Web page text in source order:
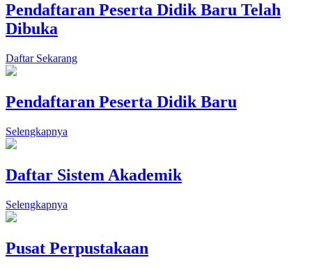
Pendaftaran Peserta Didik Baru Telah
Dibuka
Daftar Sekarang
Pendaftaran Peserta Didik Baru
Selengkapnya
Daftar Sistem Akademik
Selengkapnya
Pusat Perpustakaan